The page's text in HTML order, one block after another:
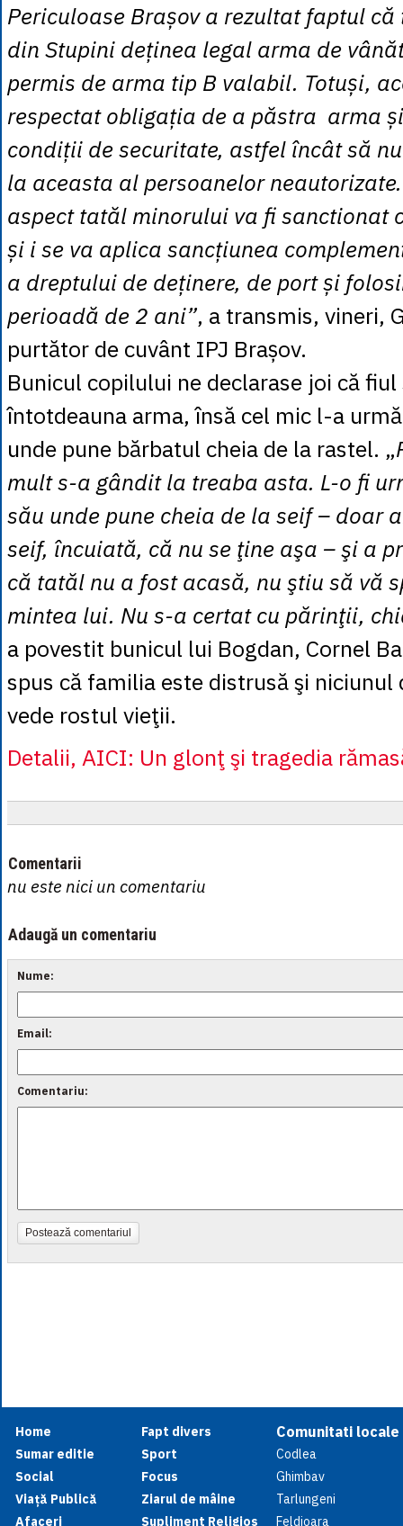
Periculoase Brașov a rezultat faptul
din Stupini deținea legal arma de
permis de arma tip B valabil. Totuși,
respectat obligația de a păstra arma
condiții de securitate, astfel încât să
la aceasta al persoanelor
aspect tatăl minorului va fi sanctionat
și i se va aplica sancțiunea
a dreptului de deținere, de port și
perioadă de 2 ani”, a transmis, vineri,
purtător de cuvânt IPJ Brașov.
Bunicul copilului ne declarase joi că fiul
întotdeauna arma, însă cel mic l-a
unde pune bărbatul cheia de la rastel. „
mult s-a gândit la treaba asta. L-o fi
său unde pune cheia de la seif – doar
seif, încuiată, că nu se ţine aşa – şi a
că tatăl nu a fost acasă, nu ştiu să vă
mintea lui. Nu s-a certat cu părinţii,
a povestit bunicul lui Bogdan, Cornel
spus că familia este distrusă şi
vede rostul vieţii.
Detalii, AICI: Un glonţ şi tragedia
Comentarii
nu este nici un comentariu
Adaugă un comentariu
Nume:
Email:
Comentariu:
Postează comentariul
Home
Sumar editie
Social
Viață Publică
Afaceri
Fapt divers
Sport
Focus
Ziarul de mâine
Supliment Religios
Comunitati locale
Codlea
Ghimbav
Tarlungeni
Feldioara